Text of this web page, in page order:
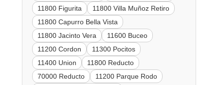
11800 Figurita
11800 Villa Muñoz Retiro
11800 Capurro Bella Vista
11800 Jacinto Vera
11600 Buceo
11200 Cordon
11300 Pocitos
11400 Union
11800 Reducto
70000 Reducto
11200 Parque Rodo